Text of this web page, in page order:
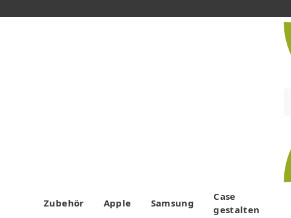
Zubehör Apple Samsung
Case
gestalten